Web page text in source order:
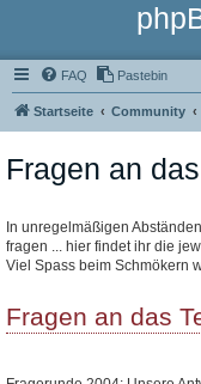
FAQ Pastebin
Startseite Community
Fragen an
In unregelmäßigen
fragen ... hier findet ihr die
Viel Spass beim Schmökern
Fragen an das